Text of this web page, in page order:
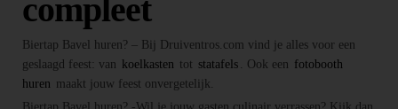
compleet
Biertap Bavel huren? – Bij Druiventros.com vind je alles voor een
geslaagd feest: van
koelkasten tot statafels . Ook een fotobooth
huren maakt jouw feest onvergetelijk.